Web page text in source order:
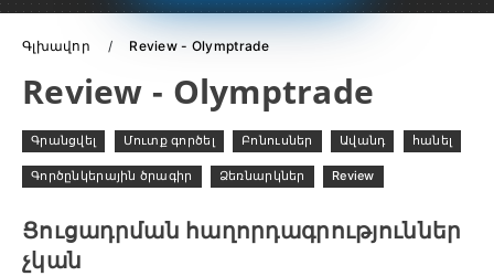
Գլխավոր Review - Olymptrade
Review - Olymptrade
Գրանցվել Մուտք գործել Բոնուսներ Ավանդ հանել
Գործընկերային ծրագիր Ձեռնարկներ Review
Ցուցադրման հաղորդագրություններ
չկան